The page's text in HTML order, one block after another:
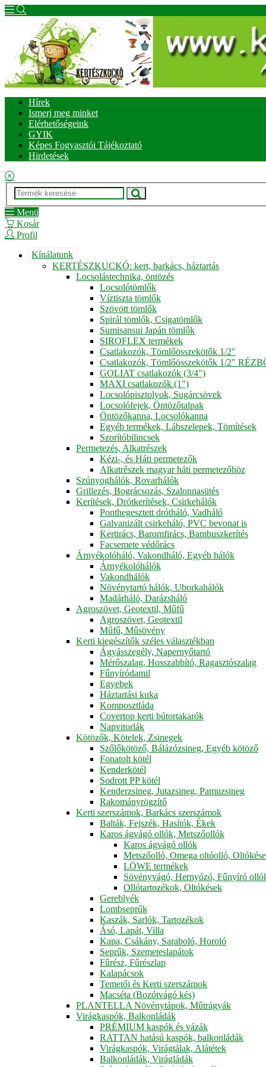
Hírek
Ismerj meg minket
Elérhetőségeink
GYIK
Képes Fogyasztói Tájékoztató
Hirdetések
Menü
Kosár
Profil
Kínálatunk
KERTÉSZKUCKÓ: kert, barkács, háztartás
Locsolástechnika, öntözés
Locsolótömlők
Víztiszta tömlők
Szövött tömlők
Spirál tömlők, Csigatömlők
Sumisansui Japán tömlők
SIROFLEX termékek
Csatlakozók, Tömlőösszekötők 1/2"
Csatlakozók, Tömlőösszekötők 1/2"
GOLIAT csatlakozók (3/4")
MAXI csatlakozók (1")
Locsolópisztolyok, Sugárcsövek
Locsolófejek, Öntözőtalpak
Öntözőkanna, Locsolókanna
Egyéb termékek, Lábszelepek, Tömítések
Szorítóbilincsek
Permetezés, Alkatrészek
Kézi-, és Háti permetezők
Alkatrészek magyar háti permetezőhöz
Szúnyoghálók, Rovarhálók
Grillezés, Bográcsozás, Szalonnasütés
Kerítések, Drótkerítések, Csirkehálók
Ponthegesztett drótháló, Vadháló
Galvanizált csirkeháló, PVC bevonat is
Kertirács, Baromfirács, Bambuszkerítés
Facsemete védőrács
Árnyékolóháló, Vakondháló, Egyéb hálók
Árnyékolóhálók
Vakondhálók
Növénytartó hálók, Uborkahálók
Madárháló, Darázsháló
Agroszövet, Geotextil, Műfű
Agroszövet, Geotextil
Műfű, Műsövény
Kerti kiegészítők széles választékban
Ágyásszegély, Napernyőtartó
Mérőszalag, Hosszabbító, Ragasztószalag
Fűnyíródamil
Egyebek
Háztartási kuka
Komposztláda
Covertop kerti bútortakarók
Napvitorlák
Kötözők, Kötelek, Zsinegek
Szőlőkötöző, Bálázózsineg, Egyéb kötöző
Fonatolt kötél
Kenderkötél
Sodrott PP kötél
Kenderzsineg, Jutazsineg, Pamuzsineg
Rakományrögzítő
Kerti szerszámok, Barkács szerszámok
Balták, Fejszék, Hasítók, Ékek
Karos ágvágó ollók, Metszőollók
Karos ágvágó ollók
Metszőolló, Omega oltóolló,
LÖWE termékek
Sövényvágó, Hernyózó, Fűnyíró
Ollótartozékok, Oltókések
Gereblyék
Lombseprűk
Kaszák, Sarlók, Tartozékok
Ásó, Lapát, Villa
Kapa, Csákány, Saraboló, Horoló
Seprűk, Szemeteslapátok
Fűrész, Fűrészlap
Kalapácsok
Temetői és Kerti szerszámok
Macséta (Bozótvágó kés)
PLANTELLA Növénytápok, Műtrágyák
Virágkaspók, Balkonládák
PRÉMIUM kaspók és vázák
RATTAN hatású kaspók, balkonládák
Virágkaspók, Virágtálak, Alátétek
Balkonládák, Virágládák